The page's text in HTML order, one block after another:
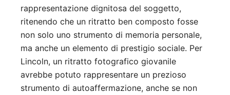
rappresentazione dignitosa del soggetto,
ritenendo che un ritratto ben composto fosse
non solo uno strumento di memoria personale,
ma anche un elemento di prestigio sociale. Per
Lincoln, un ritratto fotografico giovanile
avrebbe potuto rappresentare un prezioso
strumento di autoaffermazione, anche se non